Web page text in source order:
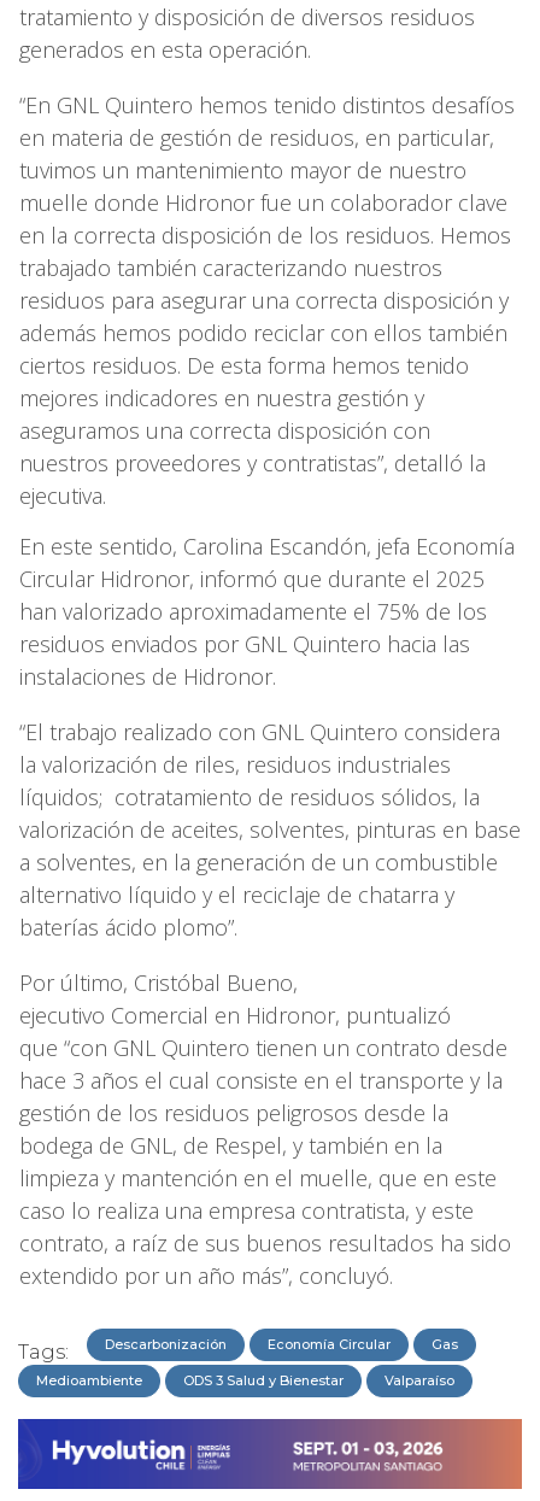
tratamiento y disposición de diversos residuos
generados en esta operación.
“En GNL Quintero hemos tenido distintos desafíos
en materia de gestión de residuos, en particular,
tuvimos un mantenimiento mayor de nuestro
muelle donde Hidronor fue un colaborador clave
en la correcta disposición de los residuos. Hemos
trabajado también caracterizando nuestros
residuos para asegurar una correcta disposición y
además hemos podido reciclar con ellos también
ciertos residuos. De esta forma hemos tenido
mejores indicadores en nuestra gestión y
aseguramos una correcta disposición con
nuestros proveedores y contratistas”, detalló la
ejecutiva.
En este sentido, Carolina Escandón, jefa Economía
Circular Hidronor, informó que durante el 2025
han valorizado aproximadamente el 75% de los
residuos enviados por GNL Quintero hacia las
instalaciones de Hidronor.
“El trabajo realizado con GNL Quintero considera
la valorización de riles, residuos industriales
líquidos; cotratamiento de residuos sólidos, la
valorización de aceites, solventes, pinturas en base
a solventes, en la generación de un combustible
alternativo líquido y el reciclaje de chatarra y
baterías ácido plomo”.
Por último, Cristóbal Bueno,
ejecutivo Comercial en Hidronor, puntualizó
que “con GNL Quintero tienen un contrato desde
hace 3 años el cual consiste en el transporte y la
gestión de los residuos peligrosos desde la
bodega de GNL, de Respel, y también en la
limpieza y mantención en el muelle, que en este
caso lo realiza una empresa contratista, y este
contrato, a raíz de sus buenos resultados ha sido
extendido por un año más”, concluyó.
Tags: Descarbonización Economía Circular Gas
Medioambiente ODS 3 Salud y Bienestar Valparaíso